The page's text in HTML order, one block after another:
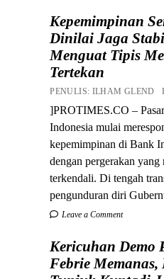
Kepemimpinan
Dinilai Jaga
Menguat Tipis
Tertekan
PENULIS: ILHAM GLEND
]PROTIMES.CO –
Indonesia mulai
kepemimpinan di Bank
dengan pergerakan yang
terkendali. Di tengah
pengunduran diri
Leave a Comment
Kericuhan Demo
Febrie Memanas,